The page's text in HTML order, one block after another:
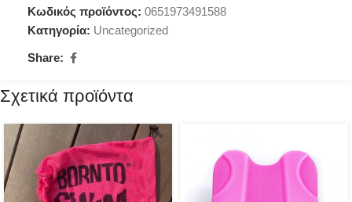
Κωδικός προϊόντος: 0651973491588
Κατηγορία: Uncategorized
Share:
Σχετικά προϊόντα